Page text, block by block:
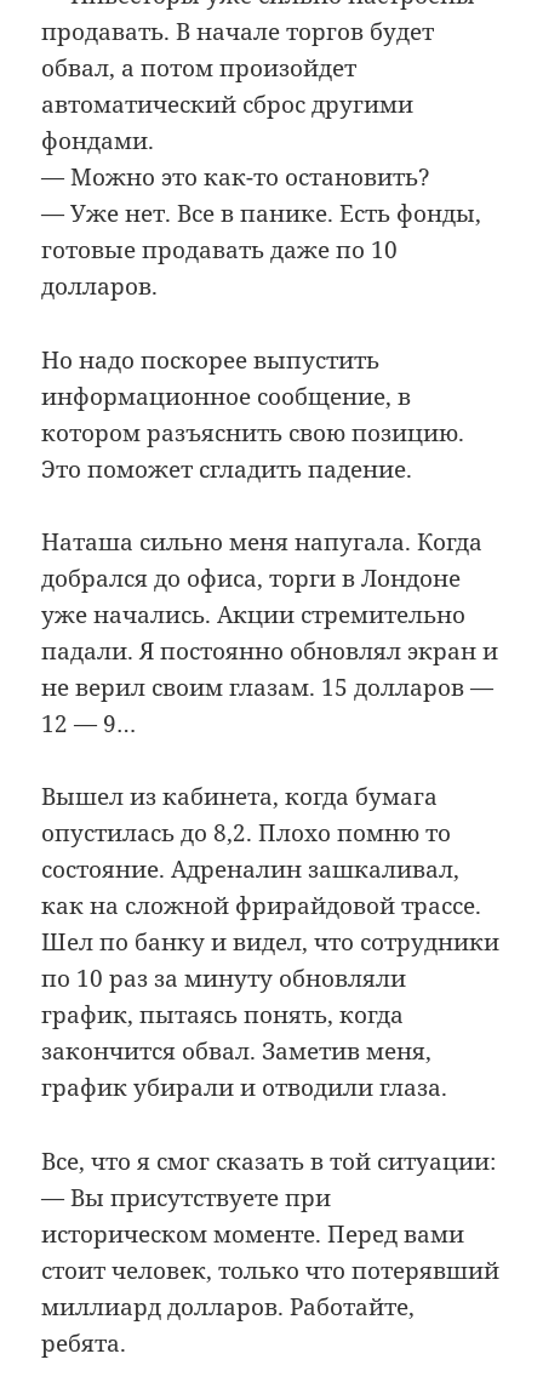
продавать. В начале торгов будет
обвал, а потом произойдет
автоматический сброс другими
фондами.
— Можно это как-то остановить?
— Уже нет. Все в панике. Есть фонды,
готовые продавать даже по 10
долларов.
Но надо поскорее выпустить
информационное сообщение, в
котором разъяснить свою позицию.
Это поможет сгладить падение.
Наташа сильно меня напугала. Когда
добрался до офиса, торги в Лондоне
уже начались. Акции стремительно
падали. Я постоянно обновлял экран и
не верил своим глазам. 15 долларов —
12 — 9…
Вышел из кабинета, когда бумага
опустилась до 8,2. Плохо помню то
состояние. Адреналин зашкаливал,
как на сложной фрирайдовой трассе.
Шел по банку и видел, что сотрудники
по 10 раз за минуту обновляли
график, пытаясь понять, когда
закончится обвал. Заметив меня,
график убирали и отводили глаза.
Все, что я смог сказать в той ситуации:
— Вы присутствуете при
историческом моменте. Перед вами
стоит человек, только что потерявший
миллиард долларов. Работайте,
ребята.